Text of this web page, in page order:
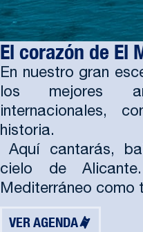
El corazón de El
En nuestro gran
los mejores
internacionales,
historia.
Aquí cantarás,
cielo de
Mediterráneo como
VER AGENDA